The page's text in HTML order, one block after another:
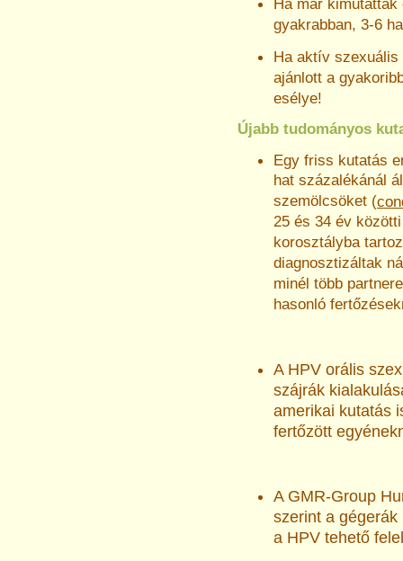
Ha már
gyakrabban, 3-6
Ha aktív szexuális
ajánlott a
esélye!
Újabb tudományos
Egy friss kutatás
hat százalékánál
szemölcsöket (
25 és 34 év
korosztályba
diagnosztizáltak
minél több
hasonló
A HPV orális
szájrák
amerikai kutatás
fertőzött
A GMR-Group
szerint a
a HPV tehető